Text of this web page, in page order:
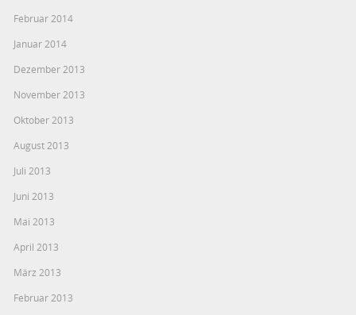
Februar 2014
Januar 2014
Dezember 2013
November 2013
Oktober 2013
August 2013
Juli 2013
Juni 2013
Mai 2013
April 2013
März 2013
Februar 2013